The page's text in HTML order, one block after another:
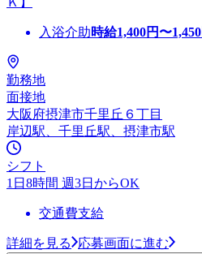
入浴介助時給1,400円〜1,450
勤務地
面接地
大阪府摂津市千里丘６丁目
岸辺駅、千里丘駅、摂津市駅
シフト
1日8時間 週3日からOK
交通費支給
詳細を見る 応募画面に進む